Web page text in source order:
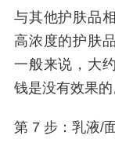
与其他护肤品
高浓度的护肤
一般来说，大
钱是没有效果的
第 7 步：乳液/